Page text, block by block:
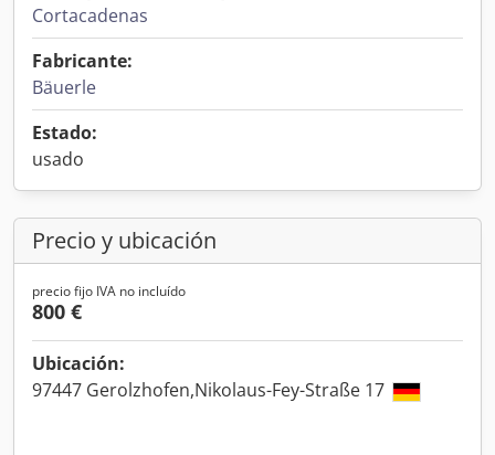
Cortacadenas
Fabricante:
Bäuerle
Estado:
usado
Precio y ubicación
precio fijo IVA no incluído
800 €
Ubicación:
97447 Gerolzhofen,Nikolaus-Fey-Straße 17